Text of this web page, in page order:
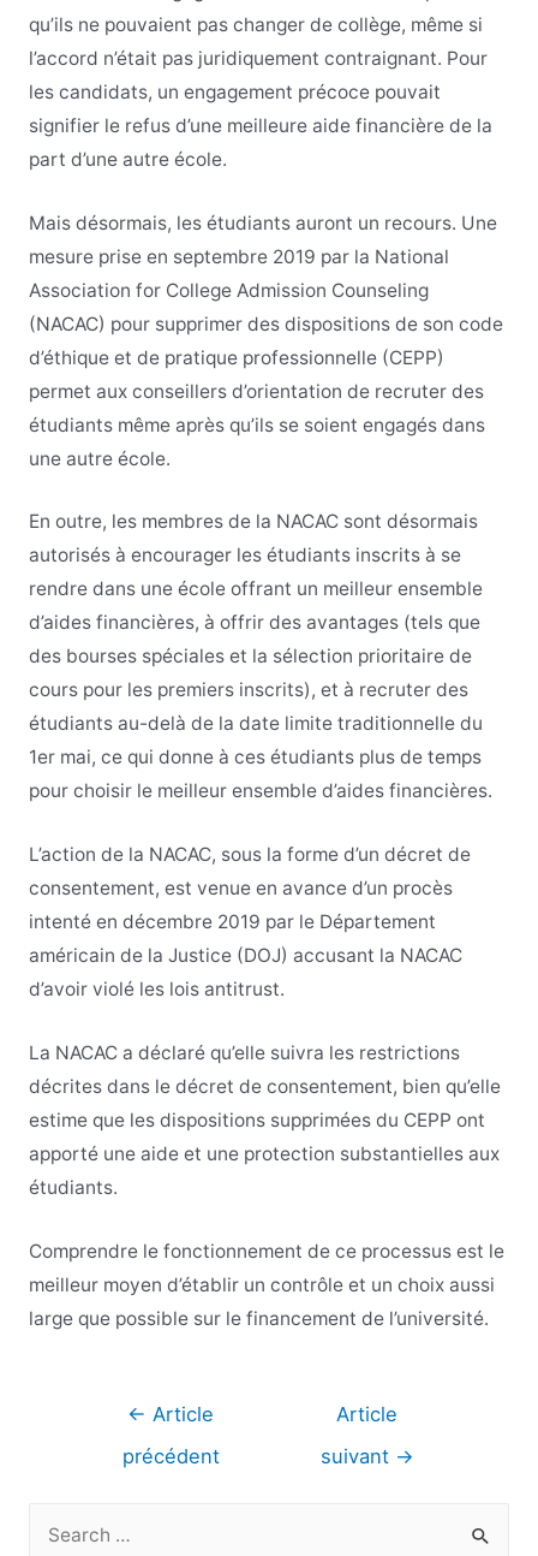
qu’ils ne pouvaient pas changer de collège, même si
l’accord n’était pas juridiquement contraignant. Pour
les candidats, un engagement précoce pouvait
signifier le refus d’une meilleure aide financière de la
part d’une autre école.
Mais désormais, les étudiants auront un recours. Une
mesure prise en septembre 2019 par la National
Association for College Admission Counseling
(NACAC) pour supprimer des dispositions de son code
d’éthique et de pratique professionnelle (CEPP)
permet aux conseillers d’orientation de recruter des
étudiants même après qu’ils se soient engagés dans
une autre école.
En outre, les membres de la NACAC sont désormais
autorisés à encourager les étudiants inscrits à se
rendre dans une école offrant un meilleur ensemble
d’aides financières, à offrir des avantages (tels que
des bourses spéciales et la sélection prioritaire de
cours pour les premiers inscrits), et à recruter des
étudiants au-delà de la date limite traditionnelle du
1er mai, ce qui donne à ces étudiants plus de temps
pour choisir le meilleur ensemble d’aides financières.
L’action de la NACAC, sous la forme d’un décret de
consentement, est venue en avance d’un procès
intenté en décembre 2019 par le Département
américain de la Justice (DOJ) accusant la NACAC
d’avoir violé les lois antitrust.
La NACAC a déclaré qu’elle suivra les restrictions
décrites dans le décret de consentement, bien qu’elle
estime que les dispositions supprimées du CEPP ont
apporté une aide et une protection substantielles aux
étudiants.
Comprendre le fonctionnement de ce processus est le
meilleur moyen d’établir un contrôle et un choix aussi
large que possible sur le financement de l’université.
Navigation
l’article
← Article
précédent
Article
suivant →